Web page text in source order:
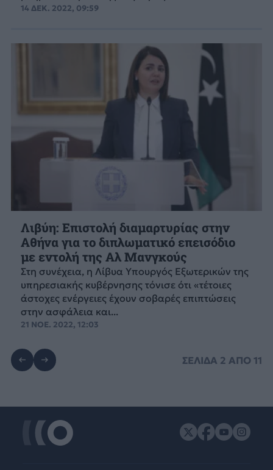
14 ΔΕΚ. 2022, 09:59
Λιβύη: Επιστολή διαμαρτυρίας στην
Αθήνα για το διπλωματικό επεισόδιο
με εντολή της Αλ Μανγκούς
Στη συνέχεια, η Λίβυα Υπουργός Εξωτερικών της
υπηρεσιακής κυβέρνησης τόνισε ότι «τέτοιες
άστοχες ενέργειες έχουν σοβαρές επιπτώσεις
στην ασφάλεια και...
21 ΝΟΕ. 2022, 12:03
ΣΕΛΙΔΑ 2 ΑΠΟ11